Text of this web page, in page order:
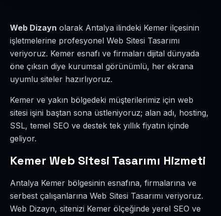
Web Dizayn olarak Antalya ilindeki Kemer ilçesinin
işletmelerine profesyonel Web Sitesi Tasarımı
veriyoruz. Kemer esnafı ve firmaları dijital dünyada
öne çıksın diye kurumsal görünümlü, her ekrana
uyumlu siteler hazırlıyoruz.
Kemer ve yakın bölgedeki müşterilerimiz için web
sitesi işini baştan sona üstleniyoruz; alan adı, hosting,
SSL, temel SEO ve destek tek yıllık fiyatın içinde
geliyor.
Kemer Web Sitesi Tasarımı Hizmeti
Antalya Kemer bölgesinin esnafına, firmalarına ve
serbest çalışanlarına Web Sitesi Tasarımı veriyoruz.
Web Dizayn, sitenizi Kemer ölçeğinde yerel SEO ve